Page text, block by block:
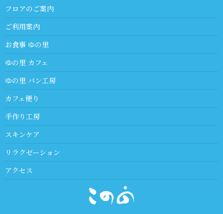
フロアのご案内
ご利用案内
お食事 ゆの里
ゆの里 カフェ
ゆの里 パン工房
カフェ便り
手作り工房
スキンケア
リラクゼーション
アクセス